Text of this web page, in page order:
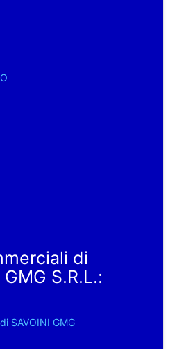
di
S.R.L.:
SAVOINI GMG